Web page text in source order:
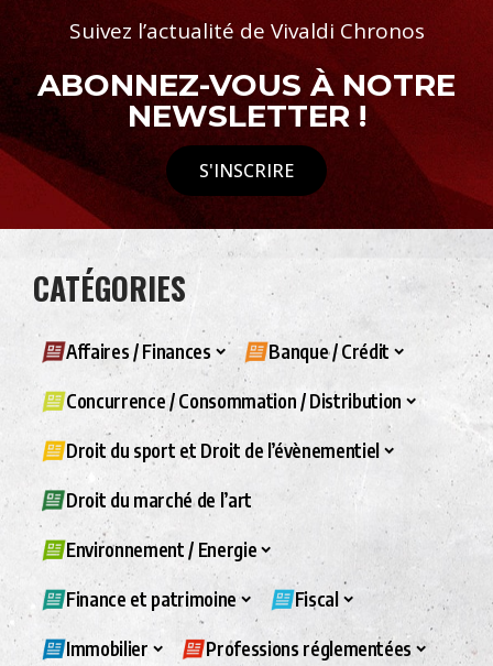
Suivez l’actualité de Vivaldi Chronos
ABONNEZ-VOUS À NOTRE
NEWSLETTER !
S'INSCRIRE
CATÉGORIES
Affaires / Finances Banque / Crédit
Concurrence / Consommation / Distribution
Droit du sport et Droit de l’évènementiel
Droit du marché de l’art
Environnement / Energie
Finance et patrimoine Fiscal
Immobilier Professions réglementées